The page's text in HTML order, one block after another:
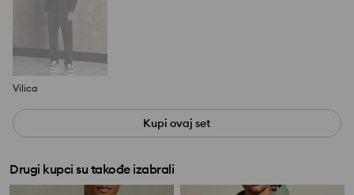
Vilica
Kupi ovaj set
Drugi kupci su takođe izabrali